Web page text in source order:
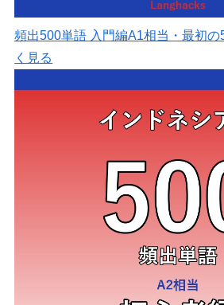
頻出500単語 入門編A1相当・最初の
く見る